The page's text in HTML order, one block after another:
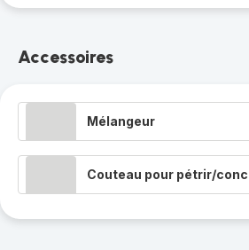
Accessoires
Mélangeur
Couteau pour pétrir/